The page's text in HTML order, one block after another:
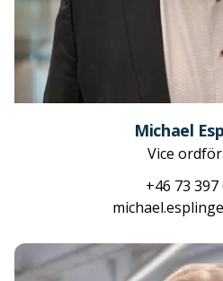
Michael
Vice
+46 73 397